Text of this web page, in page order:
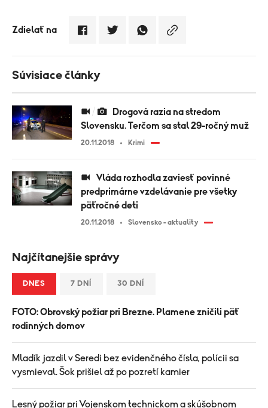
Zdielať na
Súvisiace články
Slovensku. Terčom sa stal 29-ročný muž
20.11.2018 Krimi
predprimárne vzdelávanie pre všetky
päťročné deti
20.11.2018 Slovensko - aktuality
Najčítanejšie správy
DNES 7 DNÍ 30 DNÍ
FOTO: Obrovský požiar pri Brezne. Plamene zničili päť
rodinných domov
Mladík jazdil v Seredi bez evidenčného čísla, polícii sa
vysmieval. Šok prišiel až po pozretí kamier
Lesný požiar pri Vojenskom technickom a skúšobnom